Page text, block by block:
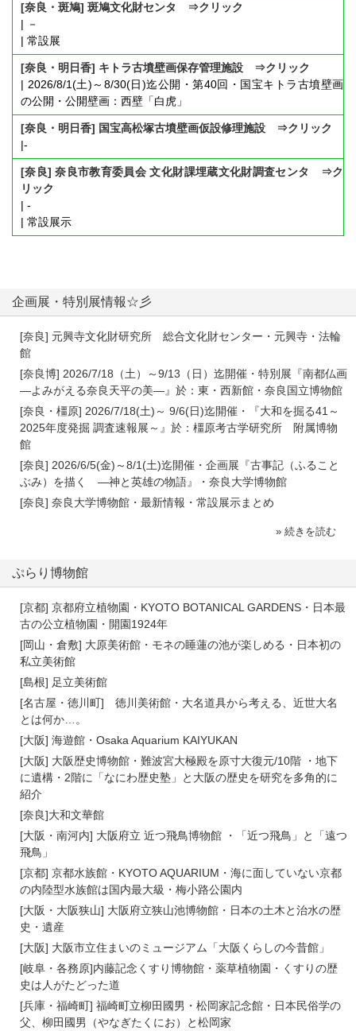
[奈良・斑鳩] 斑鳩文化財センタ ⇒クリック
| －
| 常設展
[奈良・明日香] キトラ古墳壁画保存管理施設 ⇒クリック
| 2026/8/1(土)～8/30(日)迄公開・第40回・国宝キトラ古墳壁画
の公開・公開壁画：西壁「白虎」
[奈良・明日香] 国宝高松塚古墳壁画仮設修理施設 ⇒クリック
|-
[奈良] 奈良市教育委員会 文化財課埋蔵文化財調査センタ ⇒ク
リック
| -
| 常設展示
企画展・特別展情報☆彡
[奈良] 元興寺文化財研究所 総合文化財センター・元興寺・法輪
館
[奈良博] 2026/7/18（土）～9/13（日）迄開催・特別展『南都仏画
―よみがえる奈良天平の美―』於：東・西新館・奈良国立博物館
[奈良・橿原] 2026/7/18(土)～ 9/6(日)迄開催・『大和を掘る41～
2025年度発掘 調査速報展～』於：橿原考古学研究所 附属博物
館
[奈良] 2026/6/5(金)～8/1(土)迄開催・企画展『古事記（ふること
ぶみ）を描く ―神と英雄の物語』・奈良大学博物館
[奈良] 奈良大学博物館・最新情報・常設展示まとめ
» 続きを読む
ぷらり博物館
[京都] 京都府立植物園・KYOTO BOTANICAL GARDENS・日本最
古の公立植物園・開園1924年
[岡山・倉敷] 大原美術館・モネの睡蓮の池が楽しめる・日本初の
私立美術館
[島根] 足立美術館
[名古屋・徳川町] 徳川美術館・大名道具から考える、近世大名
とは何か…。
[大阪] 海遊館・Osaka Aquarium KAIYUKAN
[大阪] 大阪歴史博物館・難波宮大極殿を原寸大復元/10階 ・地下
に遺構・2階に「なにわ歴史塾」と大阪の歴史を研究を多角的に
紹介
[奈良]大和文華館
[大阪・南河内] 大阪府立 近つ飛鳥博物館 ・「近つ飛鳥」と「遠つ
飛鳥」
[京都] 京都水族館・KYOTO AQUARIUM・海に面していない京都
の内陸型水族館は国内最大級・梅小路公園内
[大阪・大阪狭山] 大阪府立狭山池博物館・日本の土木と治水の歴
史・遺産
[大阪] 大阪市立住まいのミュージアム「大阪くらしの今昔館」
[岐阜・各務原]内藤記念くすり博物館・薬草植物園・くすりの歴
史は人がたどった道
[兵庫・福崎町] 福崎町立柳田國男・松岡家記念館・日本民俗学の
父、柳田國男（やなぎたくにお）と松岡家